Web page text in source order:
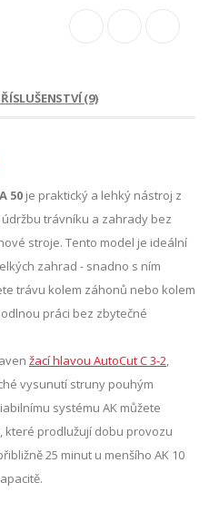
(9)
50 je praktický a lehký nástroj z
údržbu trávníku a zahrady bez
stroje. Tento model je ideální
zahrad - snadno s ním
trávu kolem záhonů nebo kolem
práci bez zbytečné
žací hlavou AutoCut C 3-2,
vysunutí struny pouhým
systému AK můžete
které prodlužují dobu provozu
25 minut u menšího AK 10